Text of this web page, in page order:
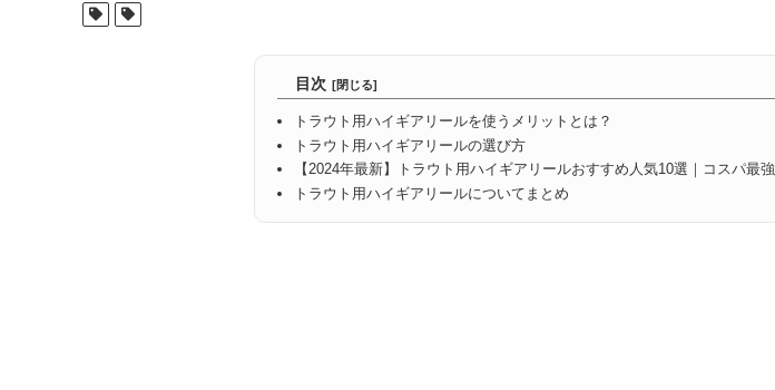
目次
トラウト用ハイギアリールを使うメリットとは？
トラウト用ハイギアリールの選び方
【2024年最新】トラウト用ハイギアリールおすすめ人気10選｜コスパ最強
トラウト用ハイギアリールについてまとめ